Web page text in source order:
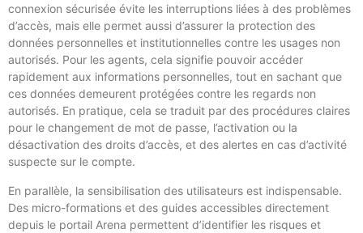
connexion sécurisée évite les interruptions liées à des problèmes
d’accès, mais elle permet aussi d’assurer la protection des
données personnelles et institutionnelles contre les usages non
autorisés. Pour les agents, cela signifie pouvoir accéder
rapidement aux informations personnelles, tout en sachant que
ces données demeurent protégées contre les regards non
autorisés. En pratique, cela se traduit par des procédures claires
pour le changement de mot de passe, l’activation ou la
désactivation des droits d’accès, et des alertes en cas d’activité
suspecte sur le compte.
En parallèle, la sensibilisation des utilisateurs est indispensable.
Des micro-formations et des guides accessibles directement
depuis le portail Arena permettent d’identifier les risques et